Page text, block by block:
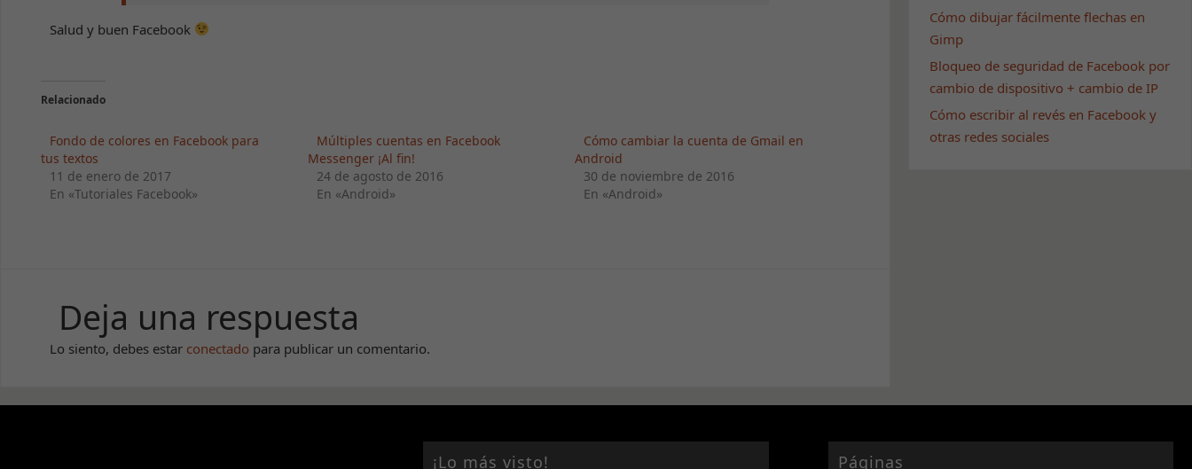
Salud y buen Facebook
Relacionado
Fondo de colores en Facebook para
tus textos
11 de enero de 2017
En «Tutoriales Facebook»
Múltiples cuentas en Facebook
Messenger ¡Al fin!
24 de agosto de 2016
En «Android»
Cómo cambiar la cuenta de Gmail en
Android
30 de noviembre de 2016
En «Android»
Deja una respuesta
Lo siento, debes estar conectado para publicar un comentario.
Cómo dibujar fácilmente flechas en
Gimp
Bloqueo de seguridad de Facebook por
cambio de dispositivo + cambio de IP
Cómo escribir al revés en Facebook y
otras redes sociales
¡Lo más visto! Páginas
Estadísticas
Para que